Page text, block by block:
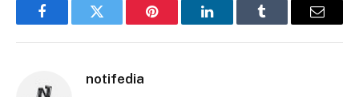
FacebookTwitter Pinterest LinkedInTumblr Email
notifedia